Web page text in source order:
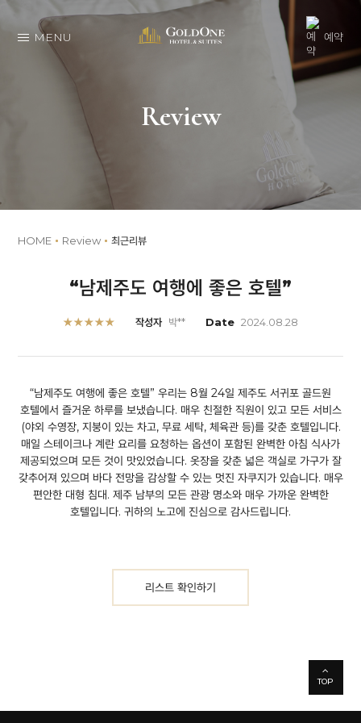
MENU 예약
Review
HOME Review 최근리뷰
“남제주도 여행에 좋은 호텔”
★★★★★ 작성자 박** Date 2024.08.28
“남제주도 여행에 좋은 호텔” 우리는 8월 24일 제주도 서귀포 골드원
호텔에서 즐거운 하루를 보냈습니다. 매우 친절한 직원이 있고 모든 서비스
(야외 수영장, 지붕이 있는 차고, 무료 세탁, 체육관 등)를 갖춘 호텔입니다.
매일 스테이크나 계란 요리를 요청하는 옵션이 포함된 완벽한 아침 식사가
제공되었으며 모든 것이 맛있었습니다. 옷장을 갖춘 넓은 객실로 가구가 잘
갖추어져 있으며 바다 전망을 감상할 수 있는 멋진 자쿠지가 있습니다. 매우
편안한 대형 침대. 제주 남부의 모든 관광 명소와 매우 가까운 완벽한
호텔입니다. 귀하의 노고에 진심으로 감사드립니다.
리스트 확인하기
TOP